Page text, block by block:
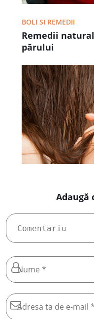
BOLI SI REMEDII
Remedii
părului